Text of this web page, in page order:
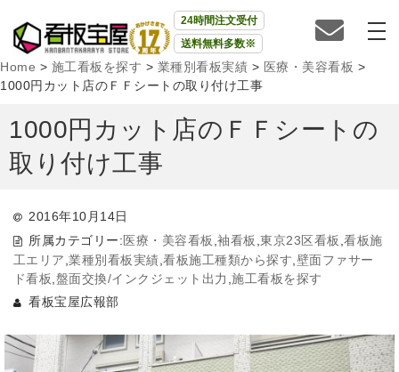
24時間注文受付
送料無料多数※
Home > 施工看板を探す > 業種別看板実績 > 医療・美容看板 >
1000円カット店のＦＦシートの取り付け工事
1000円カット店のＦＦシートの
取り付け工事
2016年10月14日
所属カテゴリー:医療・美容看板 ,袖看板 ,東京23区看板 ,看板施
工エリア ,業種別看板実績 ,看板施工種類から探す 壁面ファサー
ド看板 盤面交換/インクジェット出力 ,施工看板を探す
看板宝屋広報部